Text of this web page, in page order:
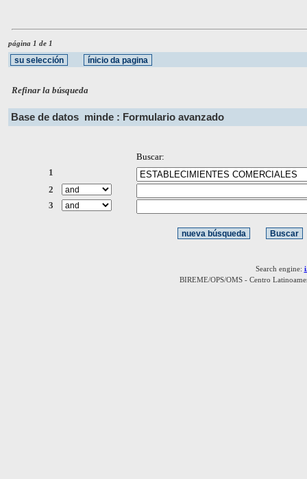
página 1 de 1
Refinar la búsqueda
Base de datos minde : Formulario avanzado
Buscar:
1
2
3
Search engine:
BIREME/OPS/OMS - Centro